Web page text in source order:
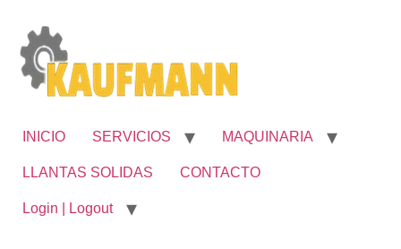
INICIO SERVICIOS MAQUINARIA
LLANTAS SOLIDAS CONTACTO
Login | Logout